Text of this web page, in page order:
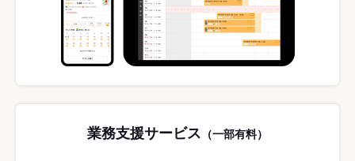
業務支援サービス （一部有料）